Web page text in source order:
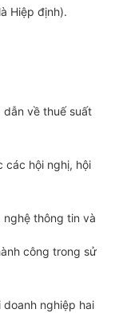
Hiệp định).
dẫn về thuế suất
các hội nghị, hội
thông tin và
công trong sử
nghiệp hai